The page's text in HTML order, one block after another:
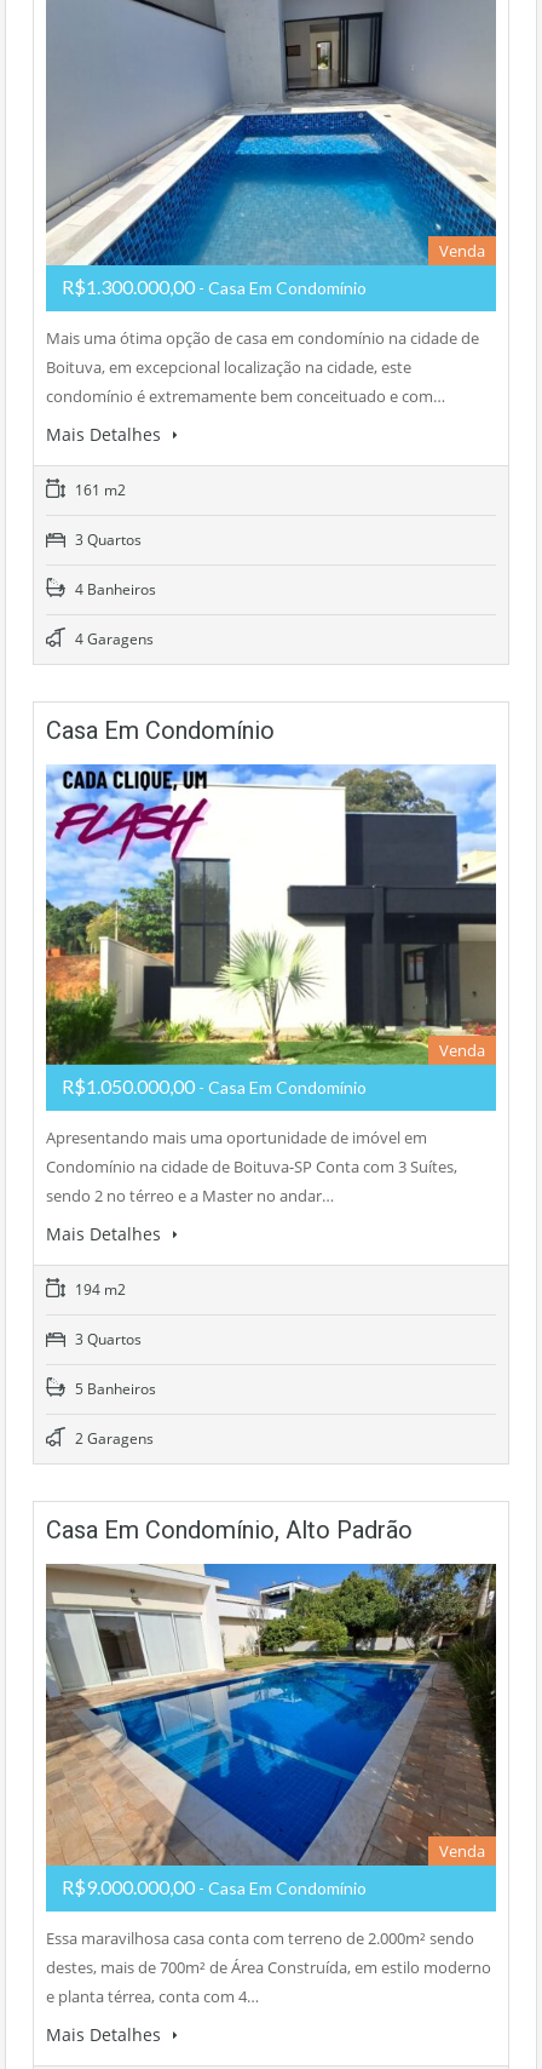
Venda
R$1.300.000,00 - Casa Em Condomínio
Mais uma ótima opção de casa em condomínio na cidade de
Boituva, em excepcional localização na cidade, este
condomínio é extremamente bem conceituado e com…
Mais Detalhes
161 m2
3 Quartos
4 Banheiros
4 Garagens
Casa Em Condomínio
Venda
R$1.050.000,00 - Casa Em Condomínio
Apresentando mais uma oportunidade de imóvel em
Condomínio na cidade de Boituva-SP Conta com 3 Suítes,
sendo 2 no térreo e a Master no andar…
Mais Detalhes
194 m2
3 Quartos
5 Banheiros
2 Garagens
Casa Em Condomínio, Alto Padrão
Venda
R$9.000.000,00 - Casa Em Condomínio
Essa maravilhosa casa conta com terreno de 2.000m² sendo
destes, mais de 700m² de Área Construída, em estilo moderno
e planta térrea, conta com 4…
Mais Detalhes